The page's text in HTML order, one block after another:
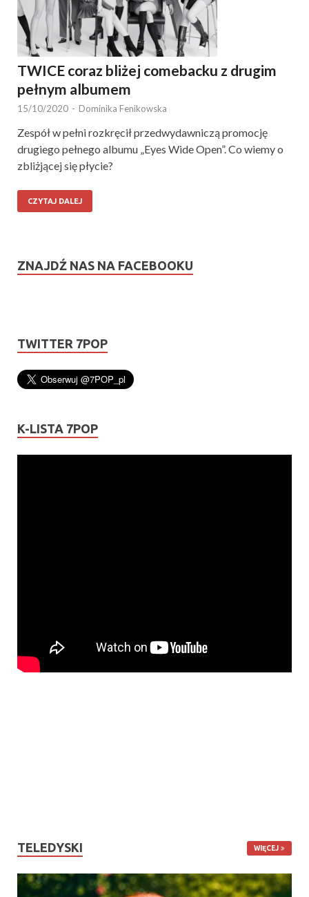
TWICE coraz bliżej comebacku z drugim
pełnym albumem
15/10/2020 - Dominika Fenikowska
Zespół w pełni rozkręcił przedwydawniczą promocję
drugiego pełnego albumu „Eyes Wide Open”. Co wiemy o
zbliżjącej się płycie?
CZYTAJ DALEJ
ZNAJDŹ NAS NA FACEBOOKU
TWITTER 7POP
K-LISTA 7POP
TELEDYSKI WIĘCEJ